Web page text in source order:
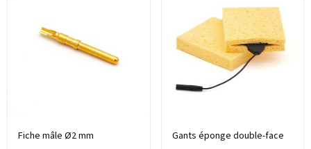
Fiche mâle Ø2 mm Gants éponge double-face